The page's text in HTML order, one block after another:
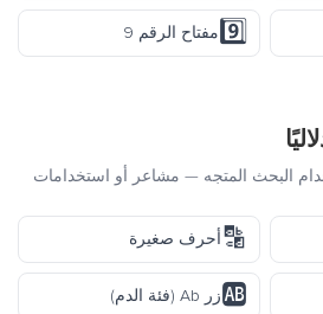
9️⃣ مفتاح الرقم 9
البحث المتجه — مشاعر أو استخدامات
🔡أحرف صغيرة
🆎زر Ab (فئة الدم)